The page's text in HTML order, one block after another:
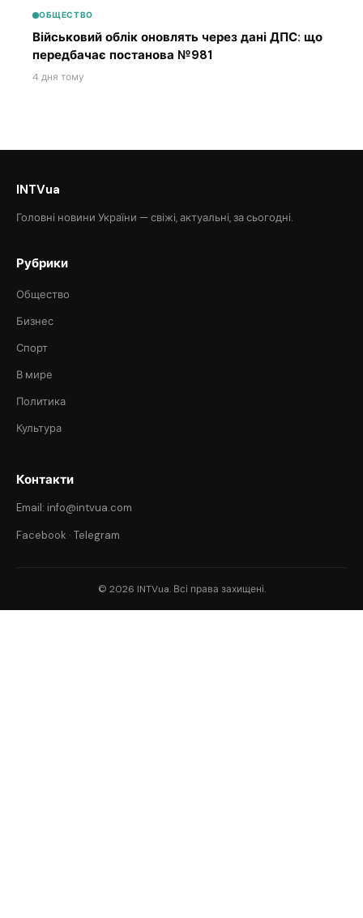
ОБЩЕСТВО
Військовий облік оновлять через дані ДПС: що
передбачає постанова №981
4 дня тому
INTVua
Головні новини України — свіжі, актуальні, за сьогодні.
Рубрики
Общество
Бизнес
Спорт
В мире
Политика
Культура
Контакти
Email: info@intvua.com
Facebook · Telegram
© 2026 INTVua. Всі права захищені.